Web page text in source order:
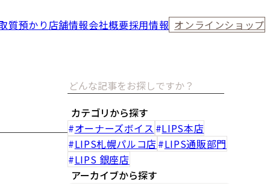
質預かり 店舗情報会社概要採用情報 オンラインショップ
カテゴリから探す
オーナーズボイス
LIPS本店
LIPS札幌パルコ店
LIPS通販部門
LIPS 銀座店
アーカイブから探す